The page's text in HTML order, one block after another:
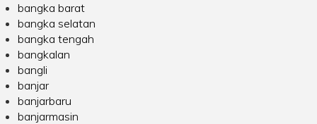
bangka barat
bangka selatan
bangka tengah
bangkalan
bangli
banjar
banjarbaru
banjarmasin